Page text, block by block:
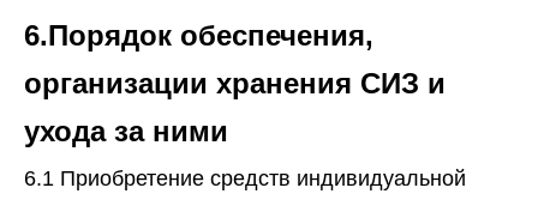
6.Порядок обеспечения,
организации хранения СИЗ и
ухода за ними
6.1 Приобретение средств индивидуальной